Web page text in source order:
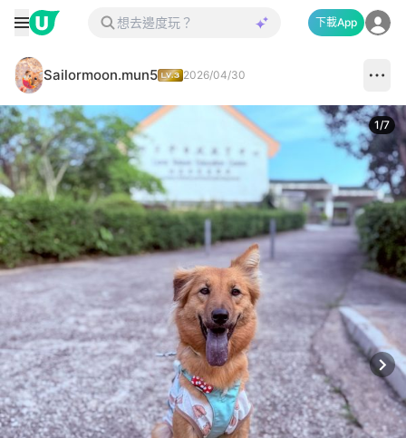
下載App
Sailormoon.mun5 2026/04/30
1/7